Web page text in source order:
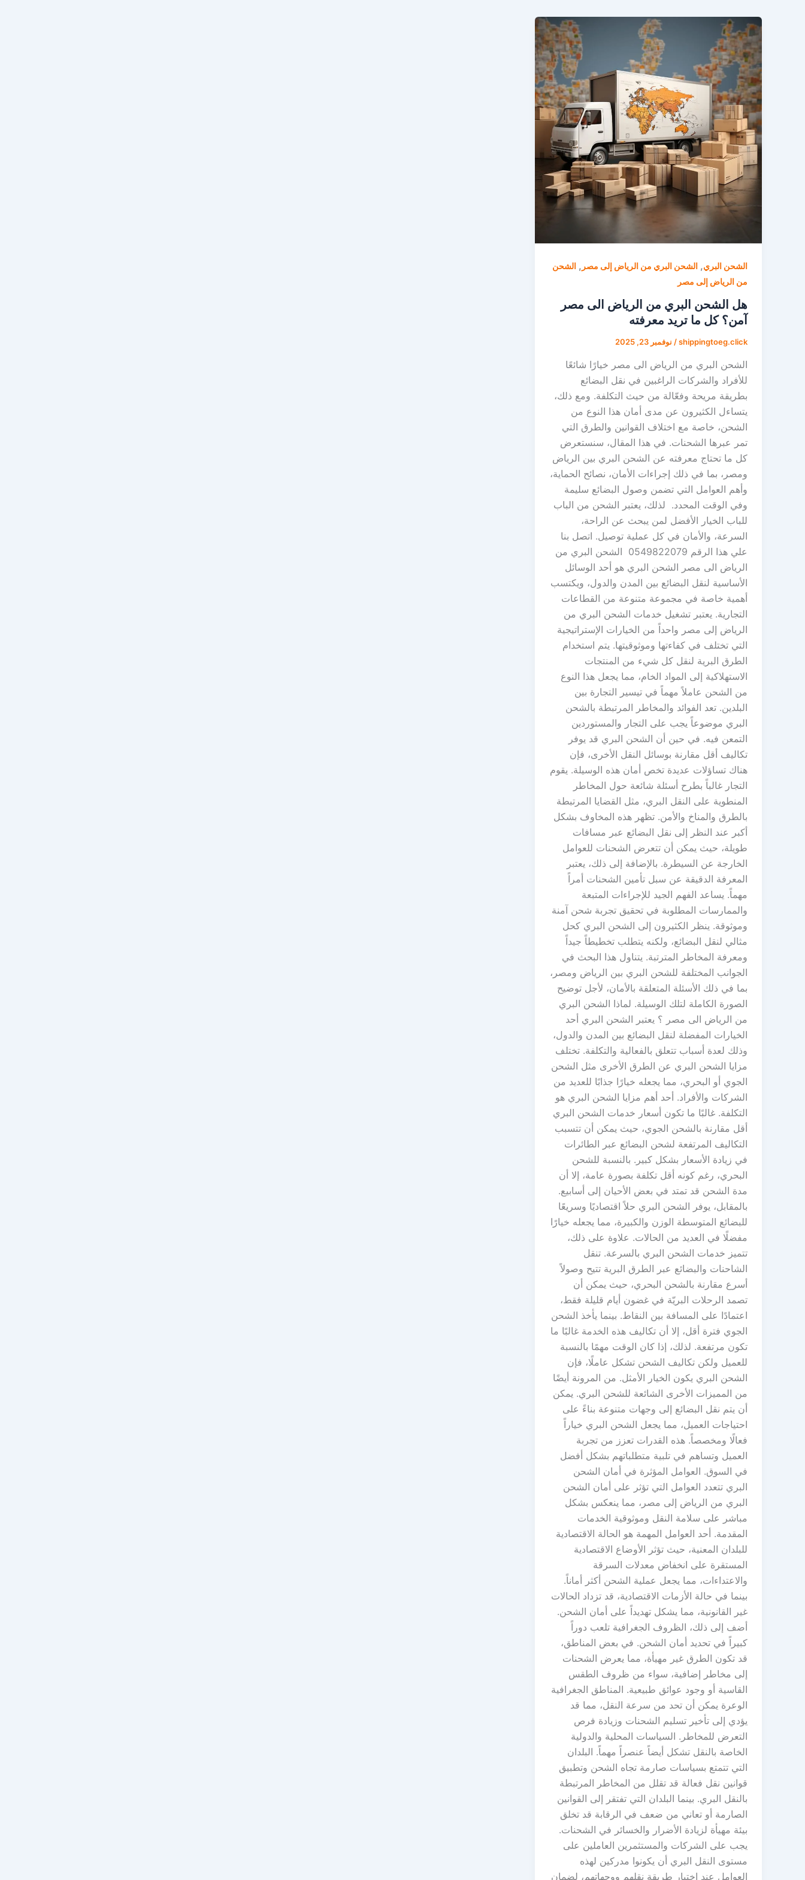
الشحن البري, الشحن البري من الرياض إلى مصر , الشحن
من الرياض إلى مصر
هل الشحن البري من الرياض الى مصر
آمن؟ كل ما تريد معرفته
shippingtoeg.click
/ نوفمبر 23, 2025
الشحن البري من الرياض الى مصر خيارًا شائعًا
للأفراد والشركات الراغبين في نقل البضائع
بطريقة مريحة وفعّالة من حيث التكلفة. ومع ذلك،
يتساءل الكثيرون عن مدى أمان هذا النوع من
الشحن، خاصة مع اختلاف القوانين والطرق التي
تمر عبرها الشحنات. في هذا المقال، سنستعرض
كل ما تحتاج معرفته عن الشحن البري بين الرياض
ومصر، بما في ذلك إجراءات الأمان، نصائح الحماية،
وأهم العوامل التي تضمن وصول البضائع سليمة
وفي الوقت المحدد. لذلك، يعتبر الشحن من الباب
للباب الخيار الأفضل لمن يبحث عن الراحة،
السرعة، والأمان في كل عملية توصيل. اتصل بنا
علي هذا الرقم 0549822079 الشحن البري من
الرياض الى مصر الشحن البري هو أحد الوسائل
الأساسية لنقل البضائع بين المدن والدول، ويكتسب
أهمية خاصة في مجموعة متنوعة من القطاعات
التجارية. يعتبر تشغيل خدمات الشحن البري من
الرياض إلى مصر واحداً من الخيارات الإستراتيجية
التي تختلف في كفاءتها وموثوقيتها. يتم استخدام
الطرق البرية لنقل كل شيء من المنتجات
الاستهلاكية إلى المواد الخام، مما يجعل هذا النوع
من الشحن عاملاً مهماً في تيسير التجارة بين
البلدين. تعد الفوائد والمخاطر المرتبطة بالشحن
البري موضوعاً يجب على التجار والمستوردين
التمعن فيه. في حين أن الشحن البري قد يوفر
تكاليف أقل مقارنة بوسائل النقل الأخرى، فإن
هناك تساؤلات عديدة تخص أمان هذه الوسيلة. يقوم
التجار غالباً بطرح أسئلة شائعة حول المخاطر
المنطوية على النقل البري، مثل القضايا المرتبطة
بالطرق والمناخ والأمن. تظهر هذه المخاوف بشكل
أكبر عند النظر إلى نقل البضائع عبر مسافات
طويلة، حيث يمكن أن تتعرض الشحنات للعوامل
الخارجة عن السيطرة. بالإضافة إلى ذلك، يعتبر
المعرفة الدقيقة عن سبل تأمين الشحنات أمراً
مهماً. يساعد الفهم الجيد للإجراءات المتبعة
والممارسات المطلوبة في تحقيق تجربة شحن آمنة
وموثوقة. ينظر الكثيرون إلى الشحن البري كحل
مثالي لنقل البضائع، ولكنه يتطلب تخطيطاً جيداً
ومعرفة المخاطر المترتبة. يتناول هذا البحث في
الجوانب المختلفة للشحن البري بين الرياض ومصر،
بما في ذلك الأسئلة المتعلقة بالأمان، لأجل توضيح
الصورة الكاملة لتلك الوسيلة. لماذا الشحن البري
من الرياض الى مصر ؟ يعتبر الشحن البري أحد
الخيارات المفضلة لنقل البضائع بين المدن والدول،
وذلك لعدة أسباب تتعلق بالفعالية والتكلفة. تختلف
مزايا الشحن البري عن الطرق الأخرى مثل الشحن
الجوي أو البحري، مما يجعله خيارًا جذابًا للعديد من
الشركات والأفراد. أحد أهم مزايا الشحن البري هو
التكلفة. غالبًا ما تكون أسعار خدمات الشحن البري
أقل مقارنة بالشحن الجوي، حيث يمكن أن تتسبب
التكاليف المرتفعة لشحن البضائع عبر الطائرات
في زيادة الأسعار بشكل كبير. بالنسبة للشحن
البحري، رغم كونه أقل تكلفة بصورة عامة، إلا أن
مدة الشحن قد تمتد في بعض الأحيان إلى أسابيع.
بالمقابل، يوفر الشحن البري حلاً اقتصاديًا وسريعًا
للبضائع المتوسطة الوزن والكبيرة، مما يجعله خيارًا
مفضلًا في العديد من الحالات. علاوة على ذلك،
تتميز خدمات الشحن البري بالسرعة. تنقل
الشاحنات والبضائع عبر الطرق البرية تتيح وصولاً
أسرع مقارنة بالشحن البحري، حيث يمكن أن
تصمد الرحلات البريّة في غضون أيام قليلة فقط،
اعتمادًا على المسافة بين النقاط. بينما يأخذ الشحن
الجوي فترة أقل، إلا أن تكاليف هذه الخدمة غالبًا ما
تكون مرتفعة. لذلك، إذا كان الوقت مهمًا بالنسبة
للعميل ولكن تكاليف الشحن تشكل عاملًا، فإن
الشحن البري يكون الخيار الأمثل. من المرونة أيضًا
من المميزات الأخرى الشائعة للشحن البري. يمكن
أن يتم نقل البضائع إلى وجهات متنوعة بناءً على
احتياجات العميل، مما يجعل الشحن البري خياراً
فعالًا ومخصصاً. هذه القدرات تعزز من تجربة
العميل وتساهم في تلبية متطلباتهم بشكل أفضل
في السوق. العوامل المؤثرة في أمان الشحن
البري تتعدد العوامل التي تؤثر على أمان الشحن
البري من الرياض إلى مصر، مما ينعكس بشكل
مباشر على سلامة النقل وموثوقية الخدمات
المقدمة. أحد العوامل المهمة هو الحالة الاقتصادية
للبلدان المعنية، حيث تؤثر الأوضاع الاقتصادية
المستقرة على انخفاض معدلات السرقة
والاعتداءات، مما يجعل عملية الشحن أكثر أماناً.
بينما في حالة الأزمات الاقتصادية، قد تزداد الحالات
غير القانونية، مما يشكل تهديداً على أمان الشحن.
أضف إلى ذلك، الظروف الجغرافية تلعب دوراً
كبيراً في تحديد أمان الشحن. في بعض المناطق،
قد تكون الطرق غير مهيأة، مما يعرض الشحنات
إلى مخاطر إضافية، سواء من ظروف الطقس
القاسية أو وجود عوائق طبيعية. المناطق الجغرافية
الوعرة يمكن أن تحد من سرعة النقل، مما قد
يؤدي إلى تأخير تسليم الشحنات وزيادة فرص
التعرض للمخاطر. السياسات المحلية والدولية
الخاصة بالنقل تشكل أيضاً عنصراً مهماً. البلدان
التي تتمتع بسياسات صارمة تجاه الشحن وتطبيق
قوانين نقل فعالة قد تقلل من المخاطر المرتبطة
بالنقل البري. بينما البلدان التي تفتقر إلى القوانين
الصارمة أو تعاني من ضعف في الرقابة قد تخلق
بيئة مهيأة لزيادة الأضرار والخسائر في الشحنات.
يجب على الشركات والمستثمرين العاملين على
مستوى النقل البري أن يكونوا مدركين لهذه
العوامل عند اختيار طريقة نقلهم ووجهاتهم، لضمان